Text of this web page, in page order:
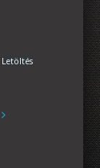
Letöltés